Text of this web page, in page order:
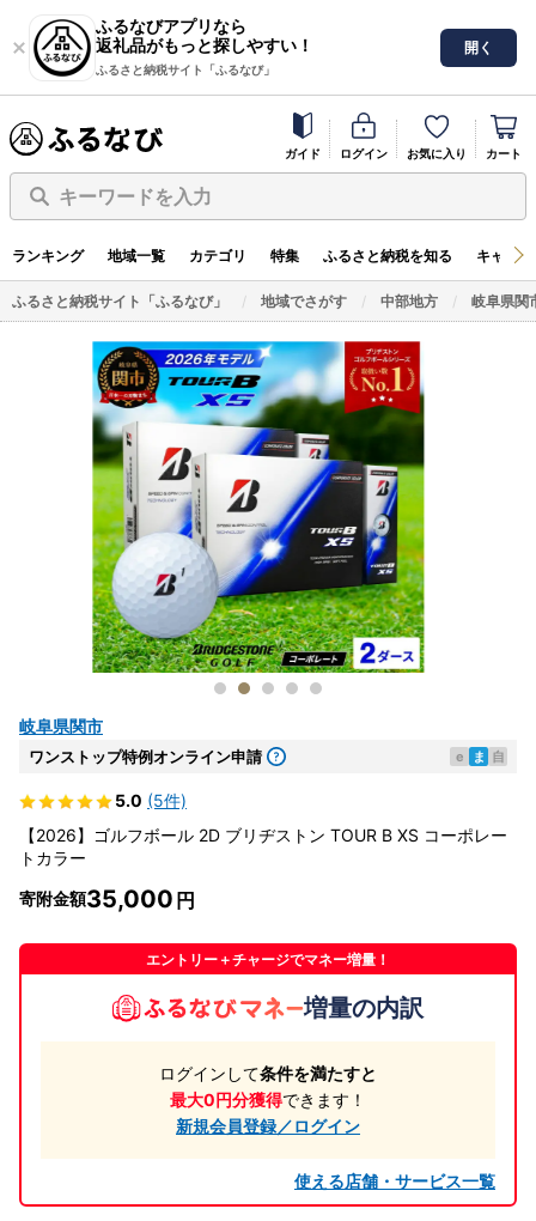
ふるなびアプリなら
返礼品がもっと探しやすい！
ふるさと納税サイト「ふるなび」
開く
ガイド ログイン お気に入り カート
キーワードを入力
ランキング 地域一覧 カテゴリ 特集 ふるさと納税を知る キャン
ふるさと納税サイト「ふるなび」 地域でさがす 中部地方 岐阜県関
岐阜県関市
ワンストップ特例オンライン申請 e ま 自
5.0 (5件)
【2026】ゴルフボール 2D ブリヂストン TOUR B XS コーポレー
トカラー
寄附金額35,000
エントリー＋チャージでマネー増量！
増量の内訳
ログインして条件を満たすと
最大0円分獲得できます！
新規会員登録／ログイン
使える店舗・サービス一覧